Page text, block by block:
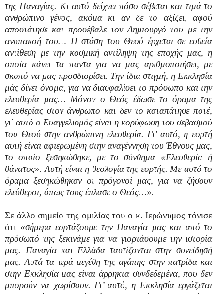
της Παναγίας. Κι αυτό δείχνει πόσο σέβεται και τιμά το
ανθρώπινο γένος, ακόμα κι αν δε το αξίζει, αφού
αποστάτησε και προσέβαλε τον Δημιουργό του με την
ανυπακοή του… Η στάση του Θεού έρχεται σε ευθεία
αντίθεση με την κοσμική αντίληψη της εποχής μας, η
οποία κάνει τα πάντα για να μας αριθμοποιήσει, με
σκοπό να μας προσδιορίσει. Την ίδια στιγμή, η Εκκλησία
μάς δίνει όνομα, για να διασφαλίσει το πρόσωπο και την
ελευθερία μας… Μόνον ο Θεός έδωσε το όραμα της
ελευθερίας στον άνθρωπο και δεν το καταπάτησε ποτέ,
γι΄ αυτό ο Ευαγγελισμός είναι η κορύφωση του σεβασμού
του Θεού στην ανθρώπινη ελευθερία. Γι’ αυτό, η εορτή
αυτή είναι αφιερωμένη στην αναγέννηση του Έθνους μας,
το οποίο ξεσηκώθηκε, με το σύνθημα «Ελευθερία ή
θάνατος». Αυτή είναι η θεολογία της εορτής. Με αυτό το
όραμα ξεσηκώθηκαν οι πρόγονοί μας, για να ζήσουν
ελεύθεροι, όπως τους έπλασε ο Θεός…».
Σε άλλο σημείο της ομιλίας του ο κ. Ιερώνυμος τόνισε
ότι «σήμερα εορτάζουμε την Παναγία μας και από το
πρόσωπό της ξεκινάμε για να γιορτάσουμε την ιστορία
μας. Παναγία και Ελλάδα ταυτίζονται στην συνείδησή
μας. Αυτά τα ιερά μεγέθη της αγάπης στην πατρίδα και
στην Εκκλησία μας είναι άρρηκτα συνδεδεμένα, που δεν
μπορούν να χωρίσουν. Γι’ αυτό, η Εκκλησία εργάζεται